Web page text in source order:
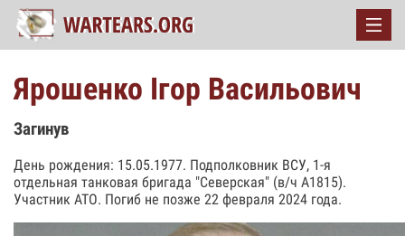
Ярошенко Ігор Васильович
Загинув
День рождения: 15.05.1977. Подполковник ВСУ, 1-я
отдельная танковая бригада "Северская" (в/ч А1815).
Участник АТО. Погиб не позже 22 февраля 2024 года.